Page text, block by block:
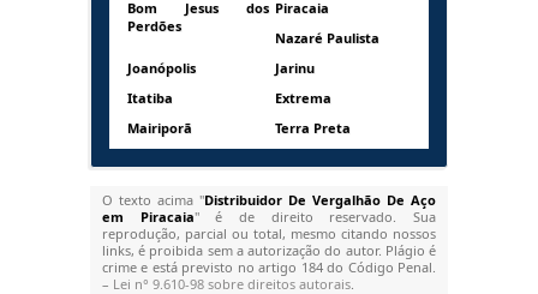
Bom Jesus dos
Perdões
Piracaia
Nazaré Paulista
Joanópolis
Jarinu
Itatiba
Extrema
Mairiporã
Terra Preta
O texto acima "Distribuidor De Vergalhão De Aço
em Piracaia" é de direito reservado. Sua
reprodução, parcial ou total, mesmo citando nossos
links, é proibida sem a autorização do autor. Plágio é
crime e está previsto no artigo 184 do Código Penal.
– Lei n° 9.610-98 sobre direitos autorais.